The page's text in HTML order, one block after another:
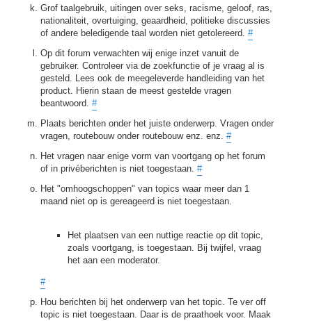
Grof taalgebruik, uitingen over seks, racisme, geloof, ras,
nationaliteit, overtuiging, geaardheid, politieke discussies
of andere beledigende taal worden niet getolereerd. #
Op dit forum verwachten wij enige inzet vanuit de
gebruiker. Controleer via de zoekfunctie of je vraag al is
gesteld. Lees ook de meegeleverde handleiding van het
product. Hierin staan de meest gestelde vragen
beantwoord. #
Plaats berichten onder het juiste onderwerp. Vragen onder
vragen, routebouw onder routebouw enz. enz. #
Het vragen naar enige vorm van voortgang op het forum
of in privéberichten is niet toegestaan. #
Het "omhoogschoppen" van topics waar meer dan 1
maand niet op is gereageerd is niet toegestaan.
Het plaatsen van een nuttige reactie op dit topic,
zoals voortgang, is toegestaan. Bij twijfel, vraag
het aan een moderator.
#
Hou berichten bij het onderwerp van het topic. Te ver off
topic is niet toegestaan. Daar is de praathoek voor. Maak